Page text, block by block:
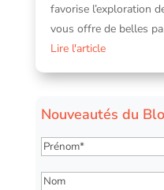
favorise l’exploration
vous offre de belles
Lire l'article
Nouveautés du